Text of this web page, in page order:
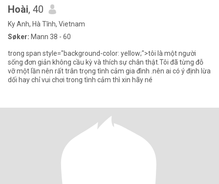
Hoài, 40
Ky Anh, Hà Tĩnh, Vietnam
Søker: Mann 38 - 60
trong span style="background-color: yellow;">tôi là một người
sống đơn giản không cầu kỳ và thích sự chân thật.Tôi đã từng đỗ
vỡ một lần nên rất trân trọng tình cảm gia đình .nên ai có ý định lừa
dối hay chỉ vui chơi trong tình cảm thì xin hãy né